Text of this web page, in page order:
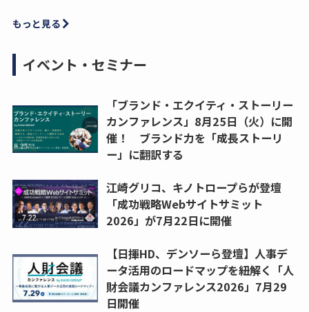
もっと見る
イベント・セミナー
「ブランド・エクイティ・ストーリー
カンファレンス」8月25日（火）に開
催！ ブランド力を「成長ストーリ
ー」に翻訳する
江崎グリコ、キノトロープらが登壇
「成功戦略Webサイトサミット
2026」が7月22日に開催
【日揮HD、デンソーら登壇】人事デ
ータ活用のロードマップを紐解く「人
財会議カンファレンス2026」7月29
日開催